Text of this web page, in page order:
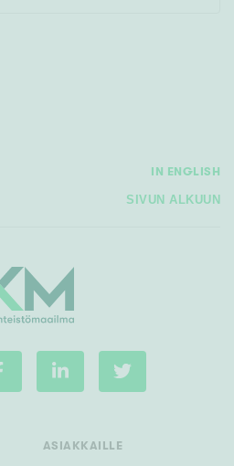
IN ENGLISH
SIVUN ALKUUN
ASIAKKAILLE